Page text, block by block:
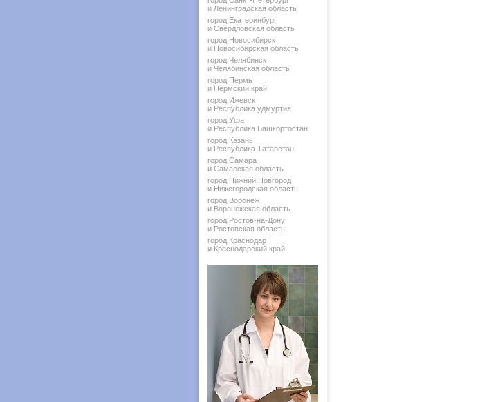
и Ленинградская область
город Екатеринбург
и Свердловская область
город Новосибирск
и Новосибирская область
город Челябинск
и Челябинская область
город Пермь
и Пермский край
город Ижевск
и Республика удмуртия
город Уфа
и Республика Башкортостан
город Казань
и Республика Татарстан
город Самара
и Самарская область
город Нижний Новгород
и Нижегородская область
город Воронеж
и Воронежская область
город Ростов-на-Дону
и Ростовская область
город Краснодар
и Краснодарский край